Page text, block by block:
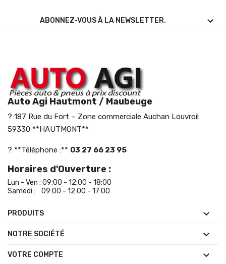
ABONNEZ-VOUS À LA NEWSLETTER. 
Auto Agi Hautmont / Maubeuge
? 187 Rue du Fort – Zone commerciale Auchan Louvroil
59330 **HAUTMONT**
? **Téléphone :** 03 27 66 23 95
Horaires d'Ouverture :
Lun - Ven : 09:00 - 12:00 - 18:00
Samedi : 09:00 - 12:00 - 17:00
PRODUITS 
NOTRE SOCIÉTÉ 
VOTRE COMPTE 